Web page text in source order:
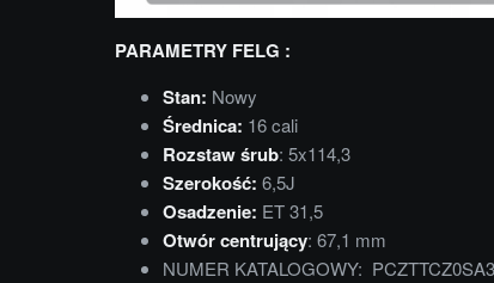
PARAMETRY FELG :
Stan: Nowy
Średnica: 16 cali
Rozstaw śrub: 5x114,3
Szerokość: 6,5J
Osadzenie: ET 31,5
Otwór centrujący: 67,1 mm
NUMER KATALOGOWY: